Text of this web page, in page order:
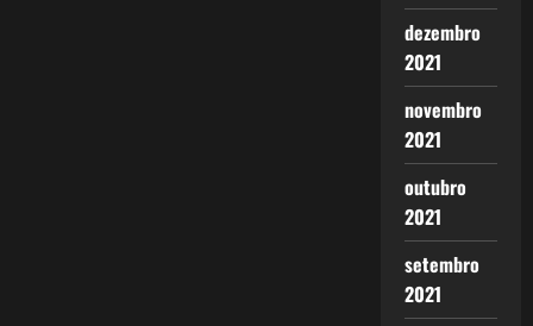
dezembro
2021
novembro
2021
outubro
2021
setembro
2021